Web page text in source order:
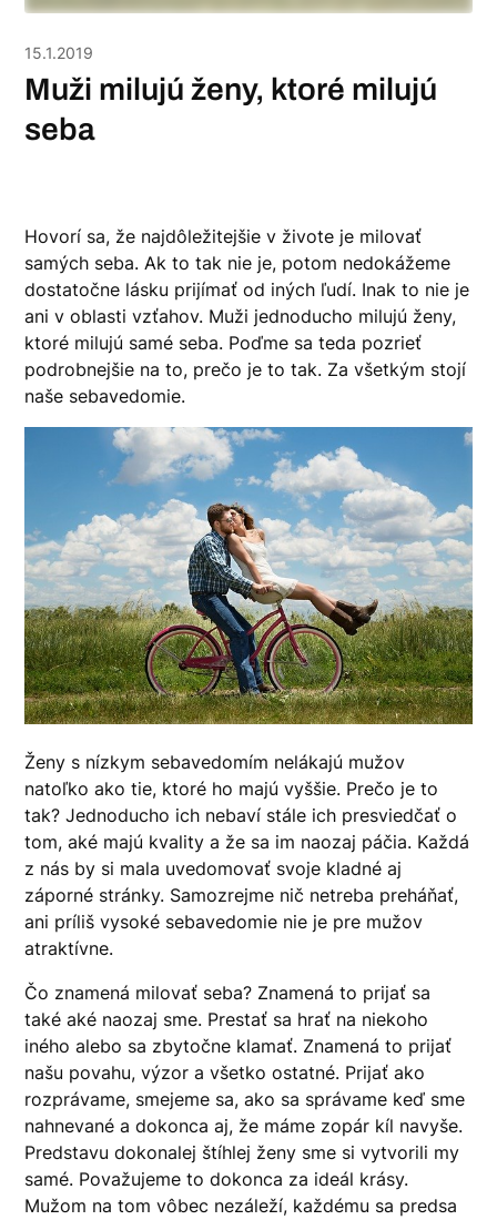
15.1.2019
Muži milujú ženy, ktoré milujú
seba
Hovorí sa, že najdôležitejšie v živote je milovať
samých seba. Ak to tak nie je, potom nedokážeme
dostatočne lásku prijímať od iných ľudí. Inak to nie je
ani v oblasti vzťahov. Muži jednoducho milujú ženy,
ktoré milujú samé seba. Poďme sa teda pozrieť
podrobnejšie na to, prečo je to tak. Za všetkým stojí
naše sebavedomie.
Ženy s nízkym sebavedomím nelákajú mužov
natoľko ako tie, ktoré ho majú vyššie. Prečo je to
tak? Jednoducho ich nebaví stále ich presviedčať o
tom, aké majú kvality a že sa im naozaj páčia. Každá
z nás by si mala uvedomovať svoje kladné aj
záporné stránky. Samozrejme nič netreba preháňať,
ani príliš vysoké sebavedomie nie je pre mužov
atraktívne.
Čo znamená milovať seba? Znamená to prijať sa
také aké naozaj sme. Prestať sa hrať na niekoho
iného alebo sa zbytočne klamať. Znamená to prijať
našu povahu, výzor a všetko ostatné. Prijať ako
rozprávame, smejeme sa, ako sa správame keď sme
nahnevané a dokonca aj, že máme zopár kíl navyše.
Predstavu dokonalej štíhlej ženy sme si vytvorili my
samé. Považujeme to dokonca za ideál krásy.
Mužom na tom vôbec nezáleží, každému sa predsa